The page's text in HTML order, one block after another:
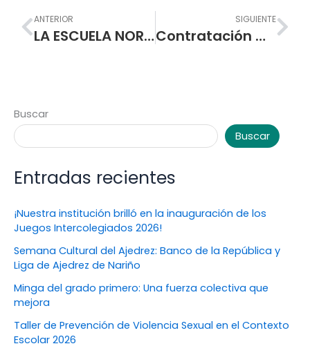
Prev
ANTERIOR
LA ESCUELA NORMAL SUPERIOR DE PASTO ENTREGA CERTIFICADOS A ESTUDIANTES DE PREESCOLAR
SIGUIENTE
Contratación Mínima Cuantía – Servicios de cafetería
Buscar
Buscar
Entradas recientes
¡Nuestra institución brilló en la inauguración de los
Juegos Intercolegiados 2026!
Semana Cultural del Ajedrez: Banco de la República y
Liga de Ajedrez de Nariño
Minga del grado primero: Una fuerza colectiva que
mejora
Taller de Prevención de Violencia Sexual en el Contexto
Escolar 2026